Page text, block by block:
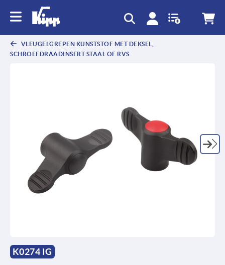
VLEUGELGREPEN KUNSTSTOF MET DEKSEL,
SCHROEFDRAADINSERT STAAL OF RVS
K0274 IG